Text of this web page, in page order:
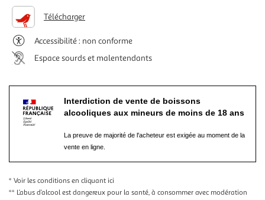
Télécharger
Accessibilité : non conforme
Espace sourds et malentendants
Interdiction de vente de boissons
alcooliques aux mineurs de moins de 18 ans
La preuve de majorité de l'acheteur est exigée au moment de la
vente en ligne.
* Voir les conditions en cliquant ici
** L’abus d’alcool est dangereux pour la santé, à consommer avec modération